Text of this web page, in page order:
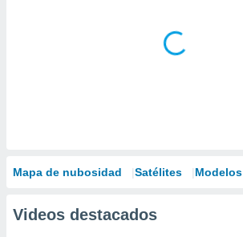
Mapa de nubosidad Satélites Modelos
Videos destacados